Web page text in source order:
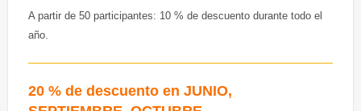
A partir de 50 participantes: 10 % de descuento durante todo el
año.
20 % de descuento en JUNIO,